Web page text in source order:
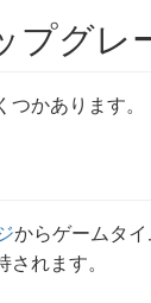
プグレ
かあります。
からゲームタイ
れます。